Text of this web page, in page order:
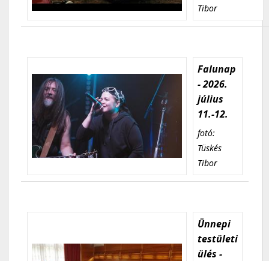
Tibor
Falunap
- 2026.
július
11.-12.
fotó:
Tüskés
Tibor
Ünnepi
testületi
ülés -